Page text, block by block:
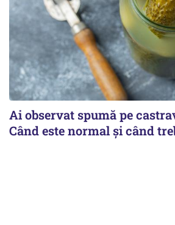
Ai observat spumă pe
Când este normal și când